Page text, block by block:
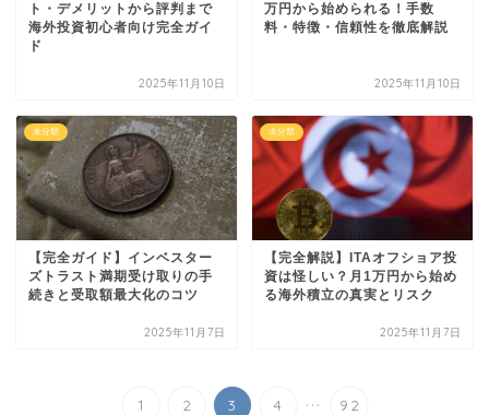
ト・デメリットから評判まで
海外投資初心者向け完全ガイ
ド
2025年11月10日
万円から始められる！手数
料・特徴・信頼性を徹底解説
2025年11月10日
未分類
【完全ガイド】インベスター
ズトラスト満期受け取りの手
続きと受取額最大化のコツ
2025年11月7日
未分類
【完全解説】ITAオフショア投
資は怪しい？月1万円から始め
る海外積立の真実とリスク
2025年11月7日
1 2 3 4 ... 92